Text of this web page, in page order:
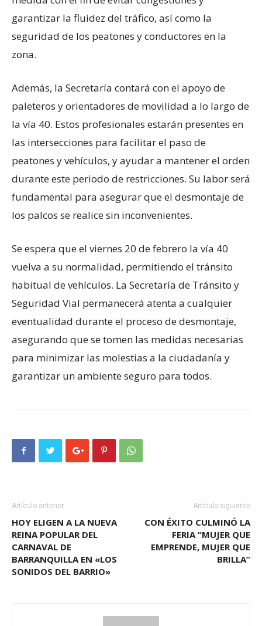
garantizar la fluidez del tráfico, así como la
seguridad de los peatones y conductores en la
zona.
Además, la Secretaría contará con el apoyo de
paleteros y orientadores de movilidad a lo largo de
la vía 40. Estos profesionales estarán presentes en
las intersecciones para facilitar el paso de
peatones y vehículos, y ayudar a mantener el orden
durante este periodo de restricciones. Su labor será
fundamental para asegurar que el desmontaje de
los palcos se realice sin inconvenientes.
Se espera que el viernes 20 de febrero la vía 40
vuelva a su normalidad, permitiendo el tránsito
habitual de vehículos. La Secretaría de Tránsito y
Seguridad Vial permanecerá atenta a cualquier
eventualidad durante el proceso de desmontaje,
asegurando que se tomen las medidas necesarias
para minimizar las molestias a la ciudadanía y
garantizar un ambiente seguro para todos.
Artículo anterior
HOY ELIGEN A LA NUEVA
REINA POPULAR DEL
CARNAVAL DE
BARRANQUILLA EN «LOS
SONIDOS DEL BARRIO»
Artículo siguiente
CON ÉXITO CULMINÓ LA
FERIA “MUJER QUE
EMPRENDE, MUJER QUE
BRILLA”